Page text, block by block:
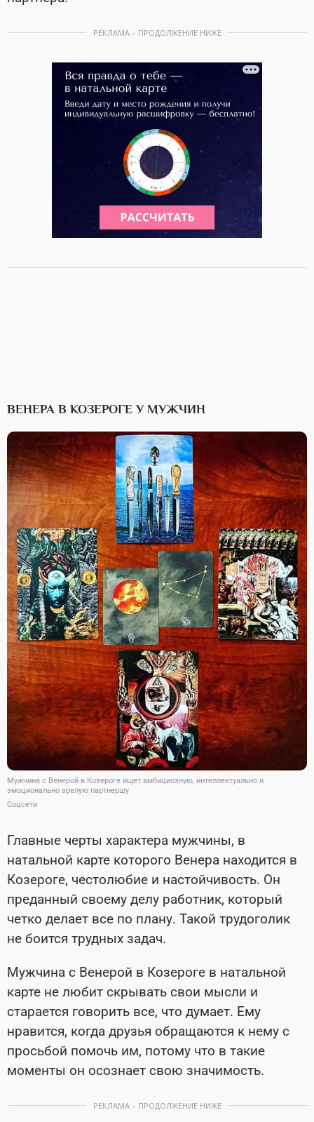
РЕКЛАМА – ПРОДОЛЖЕНИЕ НИЖЕ
ВЕНЕРА В КОЗЕРОГЕ У МУЖЧИН
Мужчина с Венерой в Козероге ищет амбициозную, интеллектуально и
эмоционально зрелую партнершу
Соцсети
Главные черты характера мужчины, в
натальной карте которого Венера находится в
Козероге, честолюбие и настойчивость. Он
преданный своему делу работник, который
четко делает все по плану. Такой трудоголик
не боится трудных задач.
Мужчина с Венерой в Козероге в натальной
карте не любит скрывать свои мысли и
старается говорить все, что думает. Ему
нравится, когда друзья обращаются к нему с
просьбой помочь им, потому что в такие
моменты он осознает свою значимость.
РЕКЛАМА – ПРОДОЛЖЕНИЕ НИЖЕ